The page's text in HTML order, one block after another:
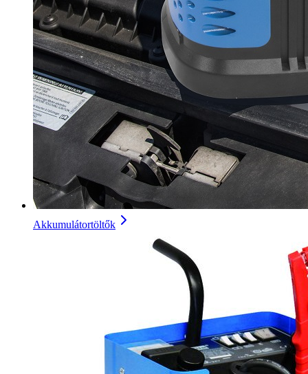
Akkumulátortöltők